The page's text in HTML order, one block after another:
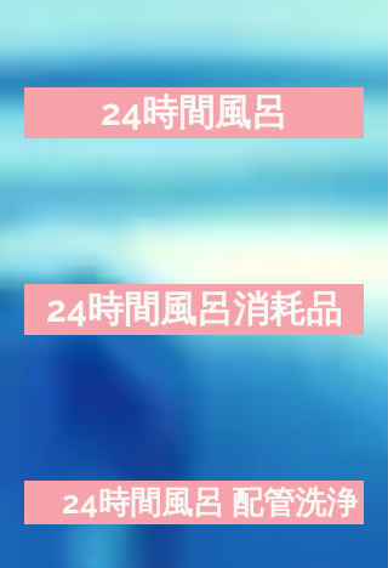
24時間風呂
24時間風呂消耗品
24時間風呂 配管洗浄